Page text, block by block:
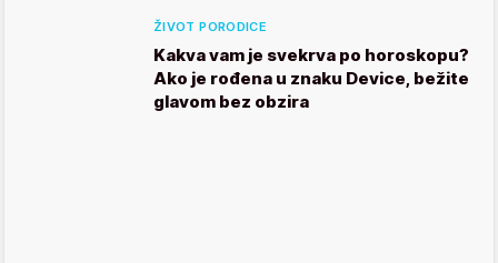
ŽIVOT PORODICE
Kakva vam je svekrva po horoskopu?
Ako je rođena u znaku Device, bežite
glavom bez obzira